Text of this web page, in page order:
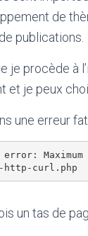
de
publications.
je procède à
et je peux
une erreur
Maximum
un tas de